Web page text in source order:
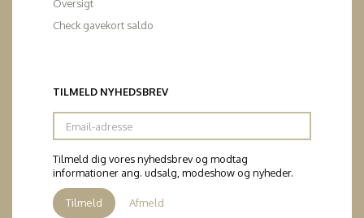
Oversigt
Check gavekort saldo
TILMELD NYHEDSBREV
Email-
adresse
Tilmeld dig vores nyhedsbrev og modtag
informationer ang. udsalg, modeshow og nyheder.
Tilmeld Afmeld